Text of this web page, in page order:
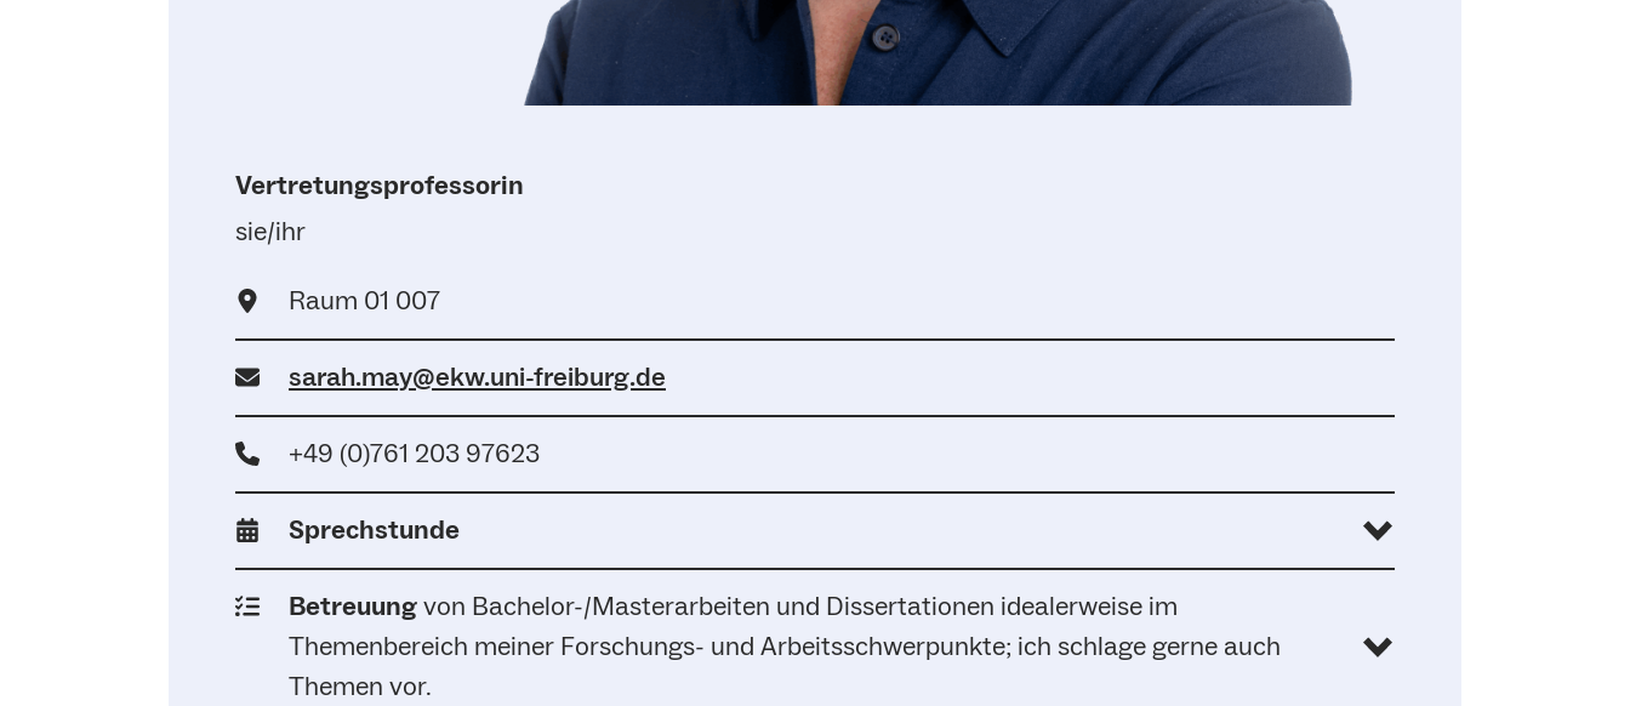
Vertretungsprofessorin
sie/ihr
Raum 01 007
sarah.may@ekw.uni-freiburg.de
+49 (0)761 203 97623
Sprechstunde
Betreuungvon Bachelor-/Masterarbeiten und Dissertationen idealerweise im
Themenbereich meiner Forschungs- und Arbeitsschwerpunkte; ich schlage gerne auch
Themen vor.